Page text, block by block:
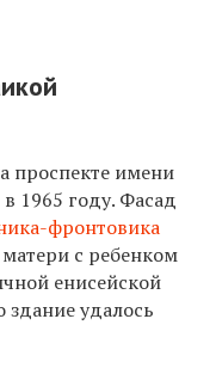
проспекте имени
1965 году. Фасад
фронтовика
с ребенком
енисейской
удалось